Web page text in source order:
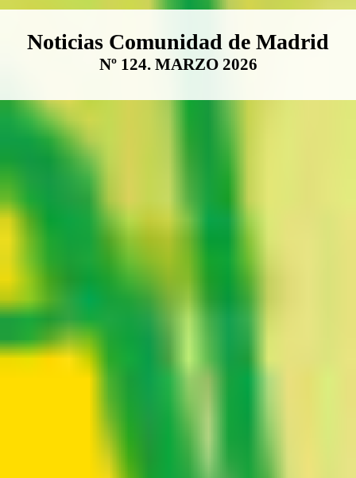
Boletín Noticias Comunidad de
Noticias Comunidad de Madrid
Nº 124. MARZO 2026